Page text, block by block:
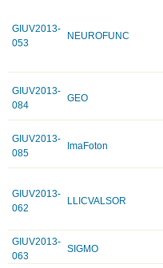
GIUV2013-
053
NEUROFUNC
GIUV2013-
084
GEO
GIUV2013-
085
ImaFoton
GIUV2013-
062
LLICVALSOR
GIUV2013-
063
SIGMO